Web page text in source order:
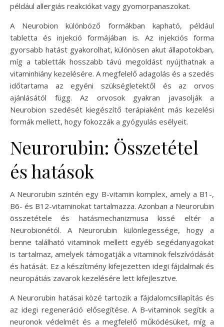
például allergiás reakciókat vagy gyomorpanaszokat.
A Neurobion különböző formákban kapható, például
tabletta és injekció formájában is. Az injekciós forma
gyorsabb hatást gyakorolhat, különösen akut állapotokban,
míg a tabletták hosszabb távú megoldást nyújthatnak a
vitaminhiány kezelésére. A megfelelő adagolás és a szedés
időtartama az egyéni szükségletektől és az orvos
ajánlásától függ. Az orvosok gyakran javasolják a
Neurobion szedését kiegészítő terápiaként más kezelési
formák mellett, hogy fokozzák a gyógyulás esélyeit.
Neurorubin: Összetétel
és hatások
A Neurorubin szintén egy B-vitamin komplex, amely a B1-,
B6- és B12-vitaminokat tartalmazza. Azonban a Neurorubin
összetétele és hatásmechanizmusa kissé eltér a
Neurobionétól. A Neurorubin különlegessége, hogy a
benne található vitaminok mellett egyéb segédanyagokat
is tartalmaz, amelyek támogatják a vitaminok felszívódását
és hatását. Ez a készítmény kifejezetten idegi fájdalmak és
neuropátiás zavarok kezelésére lett kifejlesztve.
A Neurorubin hatásai közé tartozik a fájdalomcsillapítás és
az idegi regeneráció elősegítése. A B-vitaminok segítik a
neuronok védelmét és a megfelelő működésüket, míg a